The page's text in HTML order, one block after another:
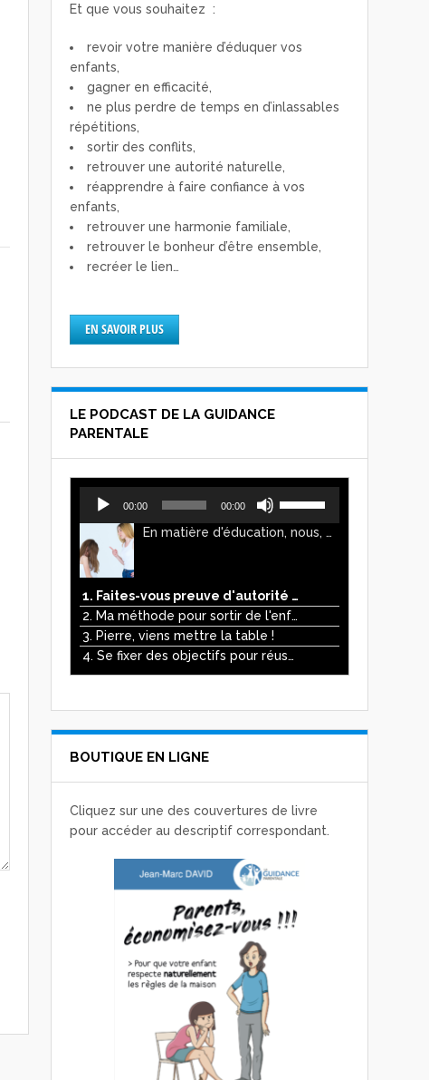
Et que vous souhaitez :
revoir votre manière d’éduquer vos
enfants,
gagner en efficacité,
ne plus perdre de temps en d’inlassables
répétitions,
sortir des conflits,
retrouver une autorité naturelle,
réapprendre à faire confiance à vos
enfants,
retrouver une harmonie familiale,
retrouver le bonheur d’être ensemble,
recréer le lien…
EN SAVOIR PLUS
LE PODCAST DE LA GUIDANCE
PARENTALE
Lecteur
audio
00:00 00:00
flèches
augmenter
ou
diminuer
le
En matière d'éducation, nous, parents, avons l'impression de faire preuve d'autorité. Mais n'est-ce pas, parfois, plutôt un jeu de pouvoir ? Ce podcast vous permettra d'y voir plus clair !
1. Faites-vous preuve d'autorité ou de pouvoir avec vos enfants ?
2. Ma méthode pour sortir de l'enfer des écrans
3. Pierre, viens mettre la table !
4. Se fixer des objectifs pour réussir
BOUTIQUE EN LIGNE
Cliquez sur une des couvertures de livre
pour accéder au descriptif correspondant.